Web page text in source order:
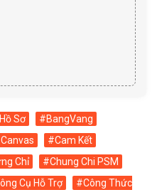
Sơ
#BangVang
#Cam Kết
Chỉ
#Chung Chi PSM
Cụ Hỗ Trợ
#Công Thức